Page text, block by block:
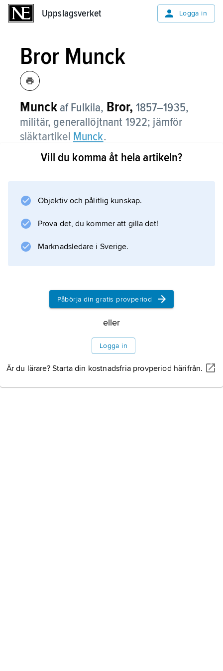
Uppslagsverket Logga in
Bror Munck
Munckaf Fulkila, Bror, 1857–1935,
militär, generallöjtnant 1922; jämför
släktartikel Munck.
M. var ordförande och ledamot i ett flertal
idrott och organiserade bl.a.
fortfarande årligen genomförda fälttävlingen
”Bror Muncks Memorial”. Se även
Munckska kåren
Information om artikeln
Vill du komma åt hela artikeln?
Objektiv och pålitlig kunskap.
Prova det, du kommer att gilla det!
Marknadsledare i Sverige.
Påbörja din gratis provperiod
eller
Logga in
Är du lärare? Starta din kostnadsfria provperiod härifrån.